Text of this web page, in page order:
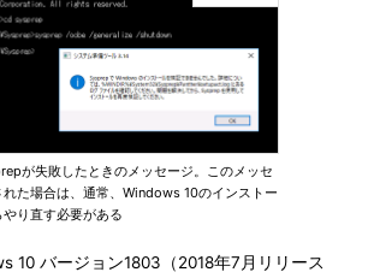
が失敗したときのメッセージ。このメッセ
れた場合は、通常、Windows 10のインストー
り直す必要がある
10 バージョン1803（2018年7月リリース